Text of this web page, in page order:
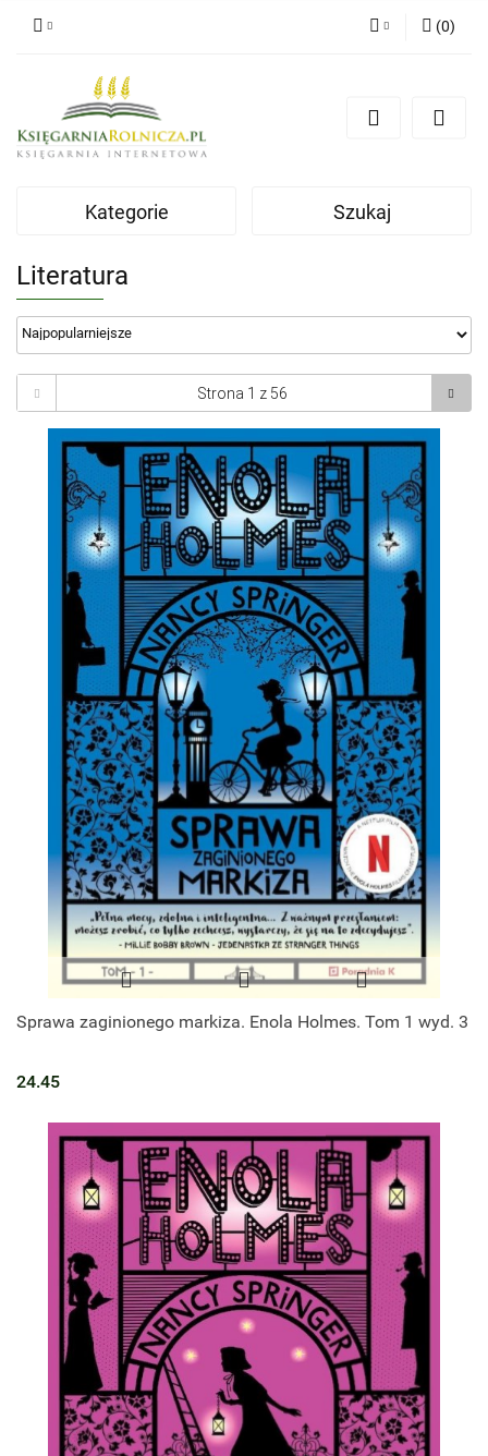
Zarejestruj się
(0)
Kategorie Szukaj
Literatura
Sprawa zaginionego markiza. Enola Holmes. Tom 1 wyd. 3
24.45